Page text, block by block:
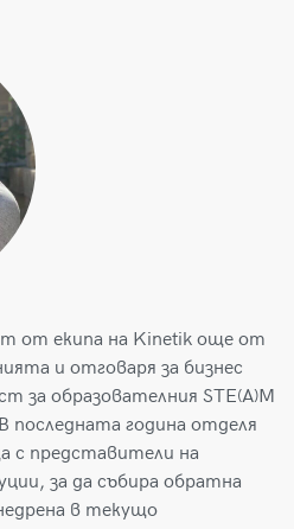
от екипа на Kinetik още от
и отговаря за бизнес
за образователния STE(A)M
последната година отделя
с представители на
за да събира обратна
в текущо